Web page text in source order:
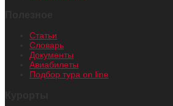
Статьи
Словарь
Документы
Авиабилеты
Подбор тура on line